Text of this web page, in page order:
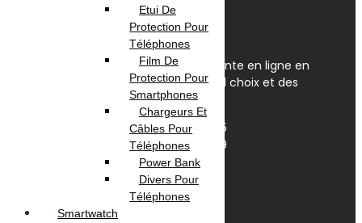
OmegaNet est Le spécialiste de la vente en ligne en
Tunisie. Nous disposons du plus grand choix et des
meilleurs prix en Tunisie.
Av. Habib Bourguiba, Tunis 1095
+(216) 31 420 566 / 96 657 549
contact@omeganet.tn
Lundi - Dimanche / 09H - 22H
Facebook
TikTok Instagram
Etui De
Protection Pour
Téléphones
Film De
Protection Pour
Smartphones
Chargeurs Et
Câbles Pour
Téléphones
Power Bank
Divers Pour
Téléphones
Smartwatch